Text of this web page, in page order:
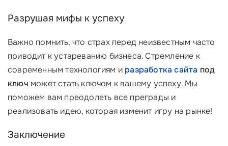
Разрушая мифы к успеху
Важно помнить, что страх перед неизвестным часто
приводит к устареванию бизнеса. Стремление к
современным технологиям и разработка сайта под
ключ может стать ключом к вашему успеху. Мы
поможем вам преодолеть все преграды и
реализовать идею, которая изменит игру на рынке!
Заключение